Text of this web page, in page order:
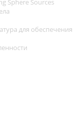
Sphere Sources
для обеспечения